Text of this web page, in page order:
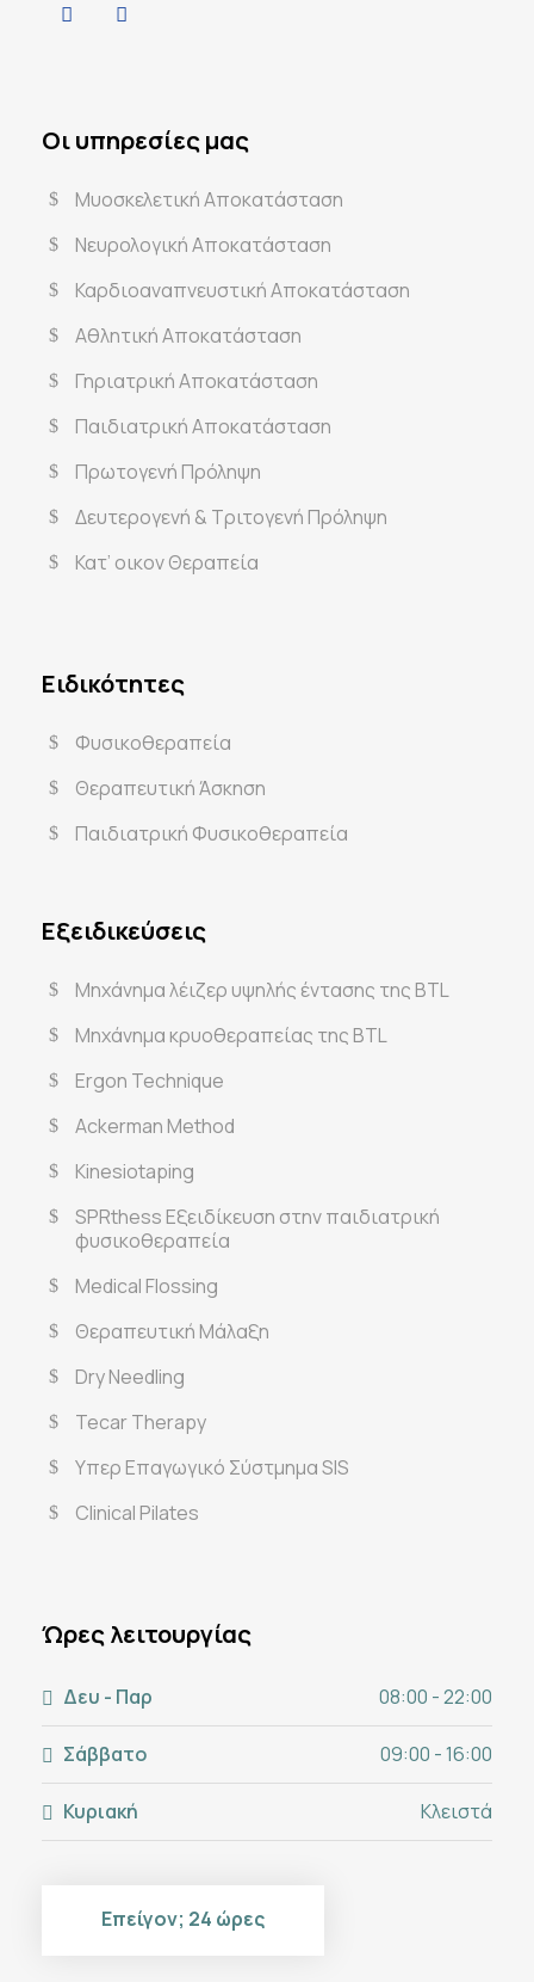
Οι υπηρεσίες μας
Μυοσκελετική Αποκατάσταση
Νευρολογική Αποκατάσταση
Καρδιοαναπνευστική Αποκατάσταση
Αθλητική Αποκατάσταση
Γηριατρική Αποκατάσταση
Παιδιατρική Αποκατάσταση
Πρωτογενή Πρόληψη
Δευτερογενή & Τριτογενή Πρόληψη
Κατ’ οικον Θεραπεία
Ειδικότητες
Φυσικοθεραπεία
Θεραπευτική Άσκηση
Παιδιατρική Φυσικοθεραπεία
Εξειδικεύσεις
Μηχάνημα λέιζερ υψηλής έντασης της BTL
Μηχάνημα κρυοθεραπείας της BTL
Ergon Technique
Ackerman Method
Kinesiotaping
SPRthess Εξειδίκευση στην παιδιατρική
φυσικοθεραπεία
Medical Flossing
Θεραπευτική Μάλαξη
Dry Needling
Tecar Therapy
Υπερ Επαγωγικό Σύστμημα SIS
Clinical Pilates
Ώρες λειτουργίας
Δευ - Παρ 08:00 - 22:00
Σάββατο 09:00 - 16:00
Κυριακή Κλειστά
Επείγον; 24 ώρες